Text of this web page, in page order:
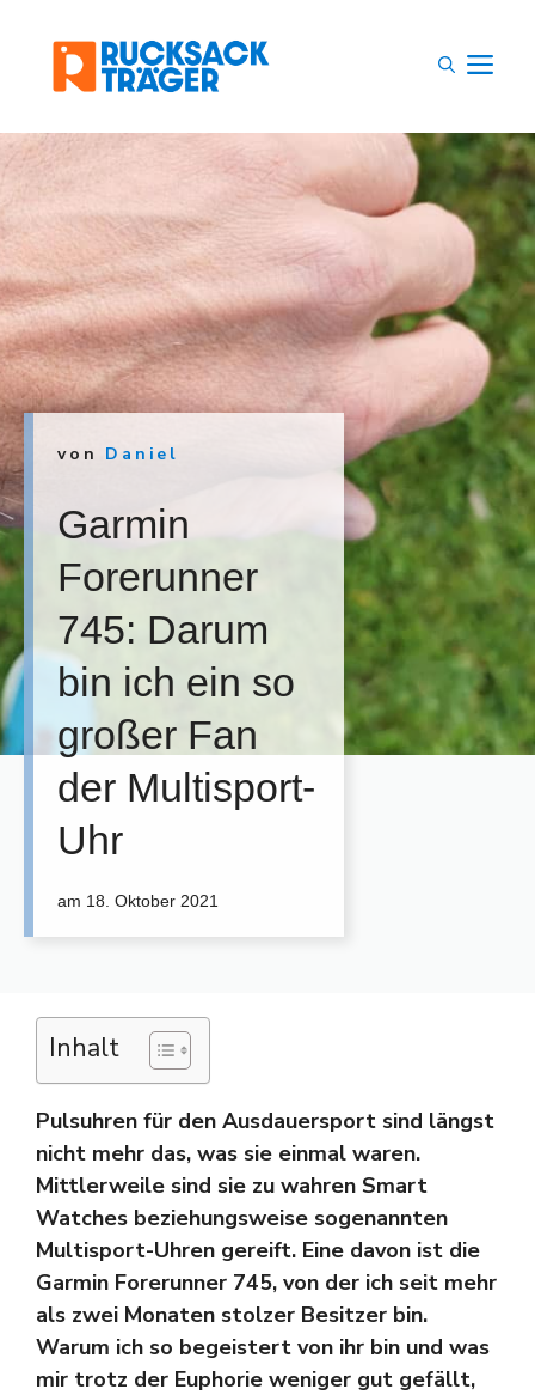
Inhalt
springen
von Daniel
Garmin
Forerunner
745: Darum
bin ich ein so
großer Fan
der Multisport-
Uhr
am 18. Oktober 2021
Inhalt
Pulsuhren für den Ausdauersport sind längst
nicht mehr das, was sie einmal waren.
Mittlerweile sind sie zu wahren Smart
Watches beziehungsweise sogenannten
Multisport-Uhren gereift. Eine davon ist die
Garmin Forerunner 745, von der ich seit mehr
als zwei Monaten stolzer Besitzer bin.
Warum ich so begeistert von ihr bin und was
mir trotz der Euphorie weniger gut gefällt,